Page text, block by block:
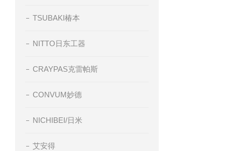
TSUBAKI椿本
NITTO日东工器
CRAYPAS克雷帕斯
CONVUM妙德
NICHIBEI/日米
艾安得